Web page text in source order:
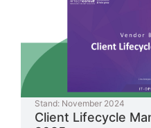
Stand: November 2024
Client Lifecycle